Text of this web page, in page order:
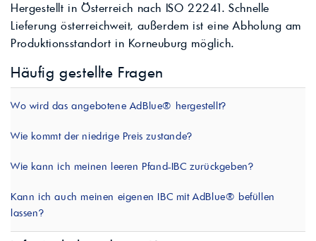
Hergestellt in Österreich nach ISO 22241. Schnelle
Lieferung österreichweit, außerdem ist eine Abholung am
Produktionsstandort in Korneuburg möglich.
Häufig gestellte Fragen
Wo wird das angebotene AdBlue® hergestellt?
Wie kommt der niedrige Preis zustande?
Wie kann ich meinen leeren Pfand-IBC zurückgeben?
Kann ich auch meinen eigenen IBC mit AdBlue® befüllen
lassen?